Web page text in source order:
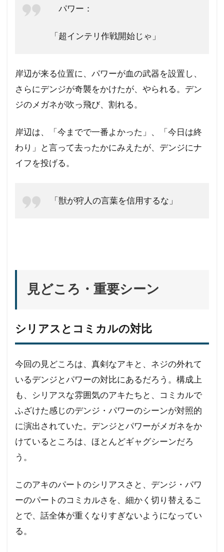
パワー：
「超インテリ作戦開始じゃ」
岸辺が来る位置に、パワーが血の武器を設置し、
さらにデンジが奇襲をかけたが、やられる。デン
ジのメガネが吹っ飛び、割れる。
岸辺は、「今までで一番よかった」、「今日は終
わり」と言って去ったかにみえたが、デンジにナ
イフを投げる。
「獣が狩人の言葉を信用するな」
見どころ・重要シーン
シリアスとコミカルの対比
今回の見どころは、真剣なアキと、ネジの外れて
いるデンジとパワーの対比にあるだろう。構成上
も、シリアスな雰囲気のアキたちと、コミカルで
ふざけた感じのデンジ・パワーのシーンが対照的
に演出されていた。デンジとパワーがメガネをか
けているところは、ほとんどギャグシーンだろ
う。
このアキのパートのシリアスさと、デンジ・パワ
ーのパートのコミカルさを、細かく切り替えるこ
とで、話全体が重くなりすぎないようになってい
る。